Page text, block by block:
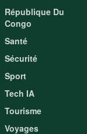
République Du
Congo
Santé
Sécurité
Sport
Tech IA
Tourisme
Voyages